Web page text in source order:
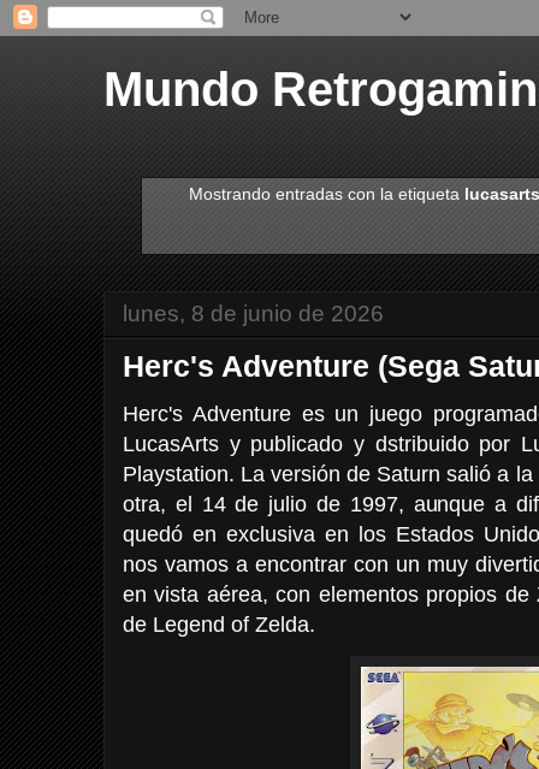
Mundo
Mostrando entradas con la etiqueta
lunes, 8 de junio de 2026
Herc's Adventure (Sega
Herc's Adventure es un juego
LucasArts y publicado y dstribuido por
Playstation. La versión de Saturn salió a
otra, el 14 de julio de 1997, aunque a
quedó en exclusiva en los Estados
nos vamos a encontrar con un muy
en vista aérea, con elementos propios
de Legend of Zelda.